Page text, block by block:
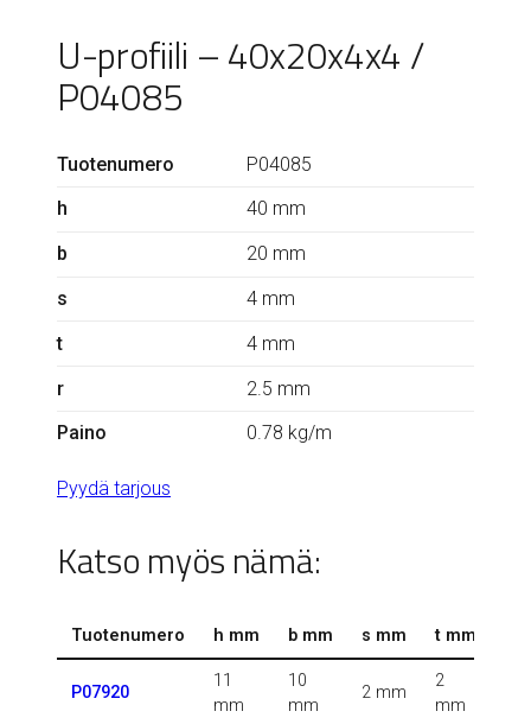
U-profiili – 40x20x4x4 /
P04085
Tuotenumero
P04085
h
40 mm
b
20 mm
s
4 mm
t
4 mm
r
2.5 mm
Paino
0.78 kg/m
Pyydä tarjous
Katso myös nämä:
Tuotenumero h mm b mm s mm t mm
P07920
11
mm
10
mm
2 mm
2
mm